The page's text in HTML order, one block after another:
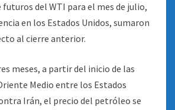
del WTI para el mes de julio,
en los Estados Unidos, sumaron
al cierre anterior.
meses, a partir del inicio de las
Medio entre los Estados
Irán, el precio del petróleo se